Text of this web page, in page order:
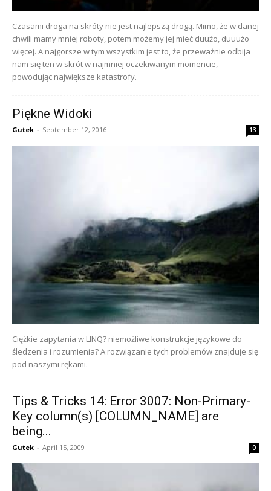
Czasami droga na skróty nie jest najlepszą drogą. Mimo, że w danej
chwili mamy mniej roboty, potem możemy jej mieć duużo, duuużo
więcej. A najgorsze w tym wszystkim jest to, że przeważnie odbija
nam się ten w skrót w najmniej oczekiwanym momencie,
powodując największe katastrofy.
Piękne Widoki
Gutek - September 12, 2016 13
Ciężkie zapytania w LINQ? niemożliwe konstrukcje językowe do
śledzenia i rozumienia? A rozwiązanie tych problemów znajduje się
pod naszymi rękami.
Tips & Tricks 14: Error 3007: Non-Primary-
Key column(s) [COLUMN_NAME] are
being...
Gutek - April 15, 2009 0